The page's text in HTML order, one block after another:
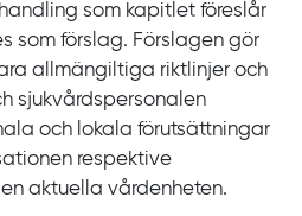
som kapitlet föreslår
som förslag. Förslagen gör
allmängiltiga riktlinjer och
sjukvårdspersonalen
och lokala förutsättningar
respektive
aktuella vårdenheten.